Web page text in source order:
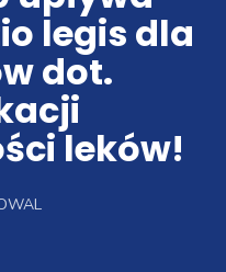
legis dla
dot.
leków!